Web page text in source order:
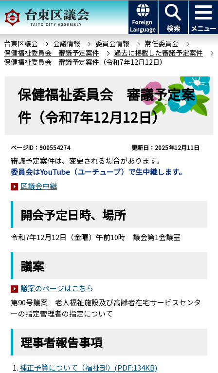
こ
の
ー
ジ
の
このページの本文へ移動
台東区議会 会議情報 委員会情報
常任委員会
保健福祉委員会 審議予定案件
過去に掲載した審議予定案件
保健福祉委員会 審議予定案件（令和7年12月12日）
保健福祉委員会 審議予定案
件（令和7年12月12日）
ページID：900554274 更新日：2025年12月11日
審議予定案件は、変更される場合があります。
委員会はYouTube（ユーチューブ）で生中継します。
区議会中継
開会予定日時、場所
令和7年12月12日（金曜）午前10時 議会第1会議室
議案
議案のページはこちら
第90号議案 老人福祉施設及び高齢者在宅サービスセンタ
ーの指定管理者の指定について
理事者報告事項
補正予算について（福祉部）(PDF:134KB)